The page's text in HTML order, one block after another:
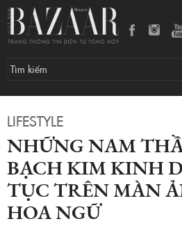
LIFESTYLE
NHỮNG NAM
BẠCH KIM KINH
TỤC TRÊN MÀN
HOA NGỮ